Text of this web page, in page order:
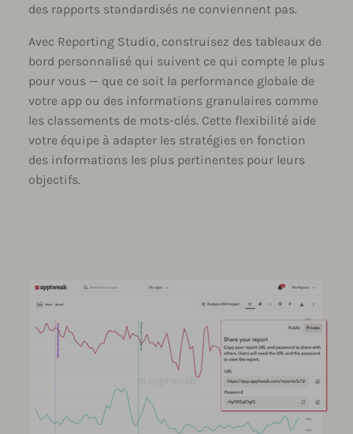
des rapports standardisés ne conviennent pas.
Avec Reporting Studio, construisez des tableaux de
bord personnalisé qui suivent ce qui compte le plus
pour vous — que ce soit la performance globale de
votre app ou des informations granulaires comme
les classements de mots-clés. Cette flexibilité aide
votre équipe à adapter les stratégies en fonction
des informations les plus pertinentes pour leurs
objectifs.